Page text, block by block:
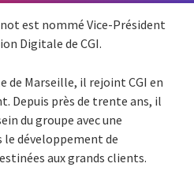
est nommé Vice-Président
Digitale de CGI.
de Marseille, il rejoint CGI en
Depuis près de trente ans, il
du groupe avec une
développement de
aux grands clients.